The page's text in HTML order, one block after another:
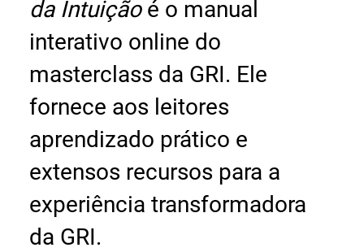
da Intuiçãoé o manual
interativo online do
masterclass da GRI. Ele
fornece aos leitores
aprendizado prático e
extensos recursos para a
experiência transformadora
da GRI.